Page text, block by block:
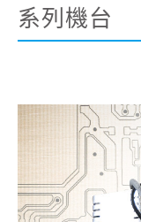
系列機台